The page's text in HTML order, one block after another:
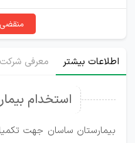
اطلاعات بیشتر معرفی شرکت
استخدام
بیمارستان ساسان جهت